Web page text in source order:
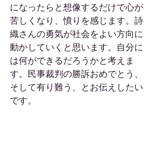
になったらと想像するだけで心が
苦しくなり、憤りを感じます。詩
織さんの勇気が社会をよい方向に
動かしていくと思います。自分に
は何ができるだろうかと考えま
す。民事裁判の勝訴おめでとう、
そして有り難う、とお伝えしたい
です。